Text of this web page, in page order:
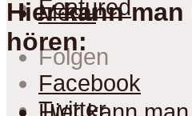
Menu
Hier kann
hören:
Featured
Folgen
Facebook
Twitter